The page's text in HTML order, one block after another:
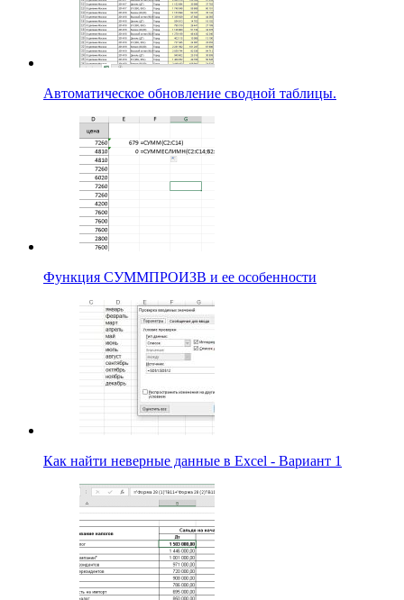
Автоматическое обновление сводной таблицы.
Функция СУММПРОИЗВ и ее особенности
Как найти неверные данные в Excel - Вариант 1